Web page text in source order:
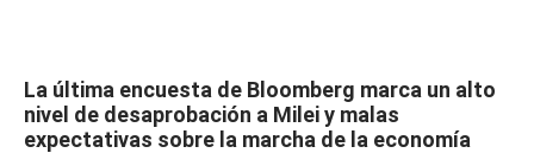
La última encuesta de Bloomberg marca un alto
nivel de desaprobación a Milei y malas
expectativas sobre la marcha de la economía